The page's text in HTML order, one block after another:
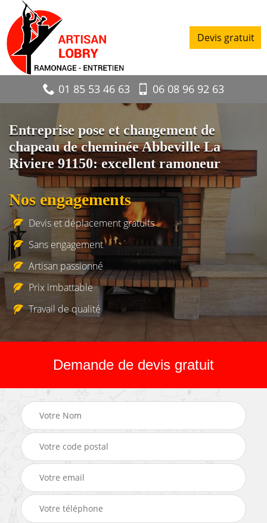
Devis gratuit
01 85 53 46 63 06 08 96 92 63
Entreprise pose et changement de
chapeau de cheminée Abbeville La
Riviere 91150: excellent ramoneur
Nos engagements
Devis et déplacement gratuits
Sans engagement
Artisan passionné
Prix imbattable
Travail de qualité
Demande de devis gratuit